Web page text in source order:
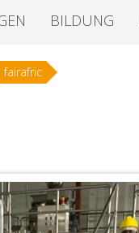
BILDUNG
fairafric